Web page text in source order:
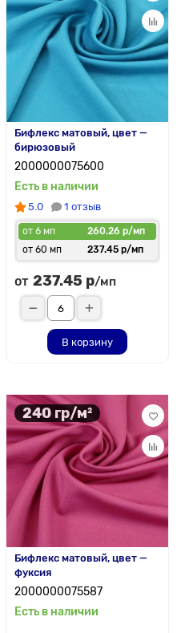
Бифлекс матовый, цвет —
бирюзовый
2000000075600
Есть в наличии
5.0 1 отзыв
от 6 мп
260.26 р/мп
от 60 мп
237.45 р/мп
от 237.45 р/мп
В корзину
240 гр/м²
Бифлекс матовый, цвет —
фуксия
2000000075587
Есть в наличии